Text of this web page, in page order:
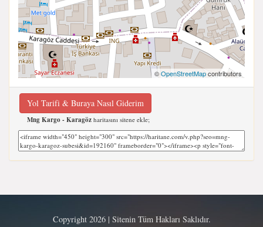
©OpenStreetMapcontributors
Yol Tarifi & Buraya Nasıl Giderim
Mng Kargo - Karagöz haritasını sitene ekle;
Copyright 2026 | Sitenin Tüm Hakları Saklıdır.